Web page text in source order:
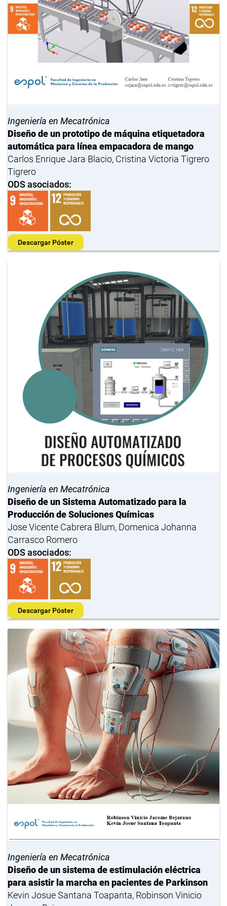
Ingeniería en Mecatrónica
Diseño de un prototipo de máquina etiquetadora
automática para línea empacadora de mango
Carlos Enrique Jara Blacio, Cristina Victoria Tigrero
Tigrero
ODS asociados:
Descargar Póster
Ingeniería en Mecatrónica
Diseño de un Sistema Automatizado para la
Producción de Soluciones Químicas
Jose Vicente Cabrera Blum, Domenica Johanna
Carrasco Romero
ODS asociados:
Descargar Póster
Ingeniería en Mecatrónica
Diseño de un sistema de estimulación eléctrica
para asistir la marcha en pacientes de Parkinson
Kevin Josue Santana Toapanta, Robinson Vinicio